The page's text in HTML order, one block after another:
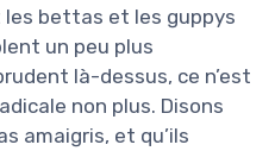
bettas et les guppys
un peu plus
là-dessus, ce n’est
non plus. Disons
amaigris, et qu’ils